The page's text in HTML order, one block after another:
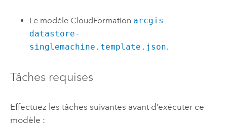
Le modèle CloudFormation arcgis-
datastore-
singlemachine.template.json.
Tâches requises
Effectuez les tâches suivantes avant d’exécuter ce
modèle :